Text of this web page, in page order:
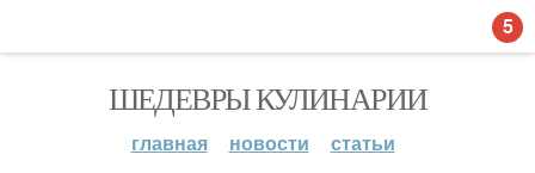
ШЕДЕВРЫ КУЛИНАРИИ
главная новости статьи
5